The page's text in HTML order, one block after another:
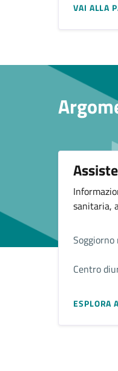
VAI ALLA
sanitaria,
Centro
ESPLORA